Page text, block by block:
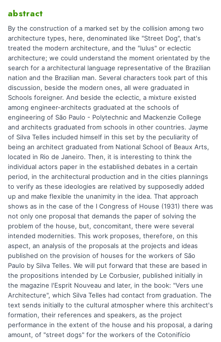
abstract
By the construction of a marked set by the collision among two
architecture types, here, denominated like "Street Dog", that's
treated the modern architecture, and the "lulus" or eclectic
architecture; we could understand the moment orientated by the
search for a architectural language representative of the Brazilian
nation and the Brazilian man. Several characters took part of this
discussion, beside the modern ones, all were graduated in
Schools foreigner. And beside the eclectic, a mixture existed
among engineer-architects graduated at the schools of
engineering of São Paulo - Polytechnic and Mackenzie College
and architects graduated from schools in other countries. Jayme
of Silva Telles included himself in this set by the peculiarity of
being an architect graduated from National School of Beaux Arts,
located in Rio de Janeiro. Then, it is interesting to think the
individual actors paper in the established debates in a certain
period, in the architectural production and in the cities plannings
to verify as these ideologies are relatived by supposedly added
up and make flexible the unanimity in the idea. That approach
shows as in the case of the I Congress of House (1931) there was
not only one proposal that demands the paper of solving the
problem of the house, but, concomitant, there were several
intended modernities. This work proposes, therefore, on this
aspect, an analysis of the proposals at the projects and ideas
published on the provision of houses for the workers of São
Paulo by Silva Telles. We will put forward that these are based in
the propositions intended by Le Corbusier, published initially in
the magazine l'Esprit Nouveau and later, in the book: "Vers une
Architecture", which Silva Telles had contact from graduation. The
text sends initially to the cultural atmospher where this architect's
formation, their references and speakers, as the project
performance in the extent of the house and his proposal, a daring
amount, of "street dogs" for the workers of the Cotonifício